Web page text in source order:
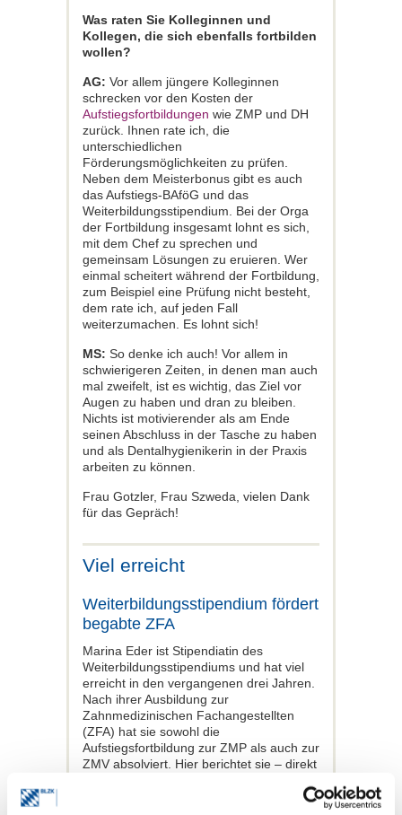
Was raten Sie Kolleginnen und
Kollegen, die sich ebenfalls fortbilden
wollen?
AG: Vor allem jüngere Kolleginnen
schrecken vor den Kosten der
Aufstiegsfortbildungen wie ZMP und DH
zurück. Ihnen rate ich, die
unterschiedlichen
Förderungsmöglichkeiten zu prüfen.
Neben dem Meisterbonus gibt es auch
das Aufstiegs-BAföG und das
Weiterbildungsstipendium. Bei der Orga
der Fortbildung insgesamt lohnt es sich,
mit dem Chef zu sprechen und
gemeinsam Lösungen zu eruieren. Wer
einmal scheitert während der Fortbildung,
zum Beispiel eine Prüfung nicht besteht,
dem rate ich, auf jeden Fall
weiterzumachen. Es lohnt sich!
MS: So denke ich auch! Vor allem in
schwierigeren Zeiten, in denen man auch
mal zweifelt, ist es wichtig, das Ziel vor
Augen zu haben und dran zu bleiben.
Nichts ist motivierender als am Ende
seinen Abschluss in der Tasche zu haben
und als Dentalhygienikerin in der Praxis
arbeiten zu können.
Frau Gotzler, Frau Szweda, vielen Dank
für das Gepräch!
Viel erreicht
Weiterbildungsstipendium fördert
begabte ZFA
Marina Eder ist Stipendiatin des
Weiterbildungsstipendiums und hat viel
erreicht in den vergangenen drei Jahren.
Nach ihrer Ausbildung zur
Zahnmedizinischen Fachangestellten
(ZFA) hat sie sowohl die
Aufstiegsfortbildung zur ZMP als auch zur
ZMV absolviert. Hier berichtet sie – direkt